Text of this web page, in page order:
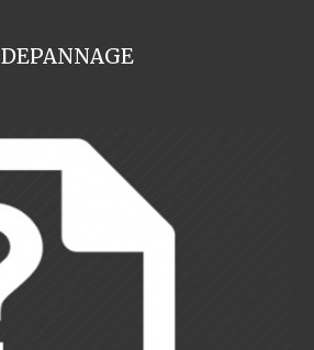
DEPANNAGE